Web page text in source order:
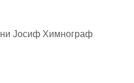
Јосиф Химнограф